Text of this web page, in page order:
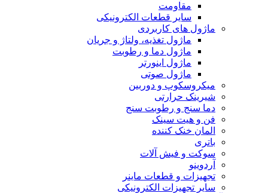
مقاومت
سایر قطعات الکترونیکی
ماژول های کاربردی
ماژول تغذیه، ولتاژ و جریان
ماژول دما و رطوبت
ماژول اینورتر
ماژول صوتی
میکروسکوپ و دوربین
شیرینک حرارتی
دما سنج و رطوبت سنج
فن و هیت سینک
المان خنک کننده
باتری
سوکت و فیش آلات
آردوینو
تجهیزات و قطعات ماینر
سایر تجهیزات الکترونیکی